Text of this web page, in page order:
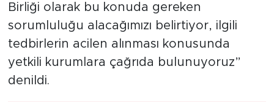
Birliği olarak bu konuda gereken
sorumluluğu alacağımızı belirtiyor, ilgili
tedbirlerin acilen alınması konusunda
yetkili kurumlara çağrıda bulunuyoruz”
denildi.
FOTO GALERİ
VİDEOLAR
ALINTI YAZARLAR